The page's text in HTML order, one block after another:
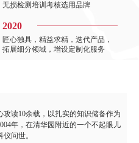
无损检测培训考核选用品牌
2020
匠心独具，精益求精，迭代产品，
拓展细分领域，增设定制化服务
攻读10余载，以扎实的知识储备作为
年，在清华园附近的一个不起眼儿
问世。